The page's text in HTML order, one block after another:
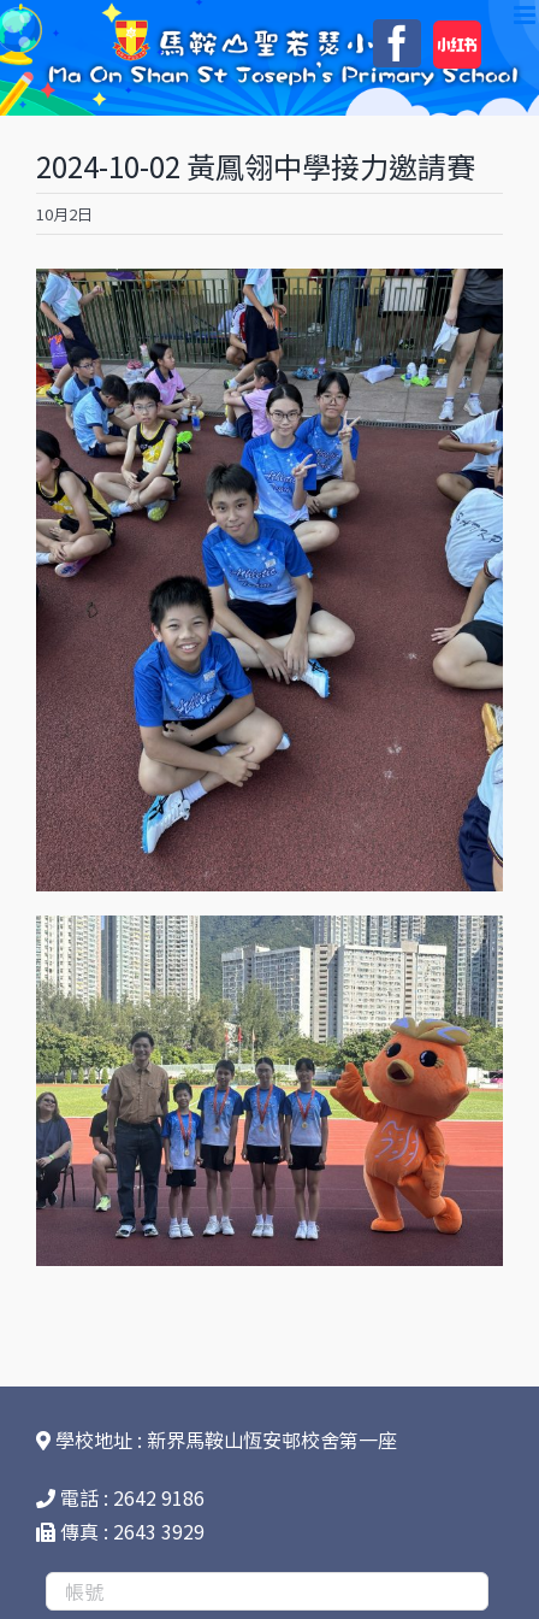
Skip
to
content
自
訂
2024-10-02 黃鳳翎中學接力邀請賽
10月2日
學校地址 : 新界馬鞍山恆安邨校舍第一座
電話 : 2642 9186
傳真 : 2643 3929